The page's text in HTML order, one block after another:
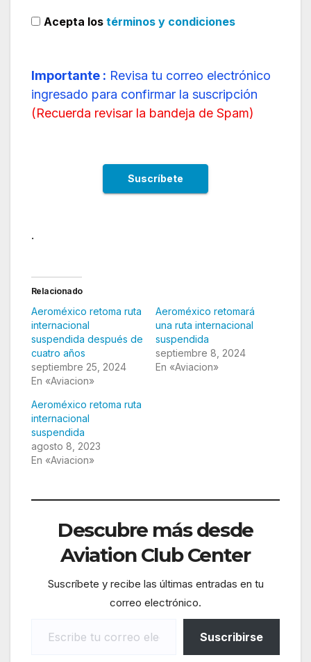
Acepta los términos y condiciones
Importante : Revisa tu correo electrónico
ingresado para confirmar la suscripción
(Recuerda revisar la bandeja de Spam)
.
Relacionado
Aeroméxico retoma ruta
internacional
suspendida después de
cuatro años
septiembre 25, 2024
En «Aviacion»
Aeroméxico retomará
una ruta internacional
suspendida
septiembre 8, 2024
En «Aviacion»
Aeroméxico retoma ruta
internacional
suspendida
agosto 8, 2023
En «Aviacion»
Descubre más desde
Aviation Club Center
Suscríbete y recibe las últimas entradas en tu
correo electrónico.
Suscribirse